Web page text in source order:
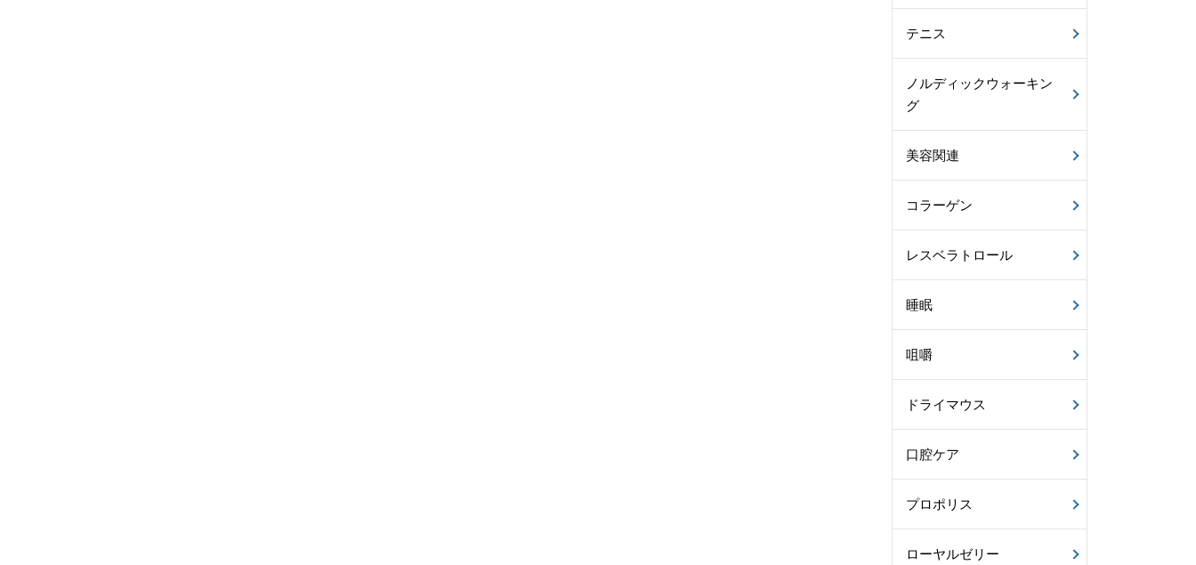
テニス
ノルディックウォーキン
グ
美容関連
コラーゲン
レスベラトロール
睡眠
咀嚼
ドライマウス
口腔ケア
プロポリス
ローヤルゼリー